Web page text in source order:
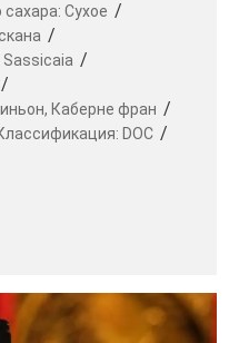
сахара: Сухое
Sassicaia
Каберне фран
DOC